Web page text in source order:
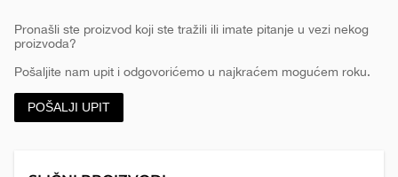
Pronašli ste proizvod koji ste tražili ili imate pitanje u vezi nekog
proizvoda?
Pošaljite nam upit i odgovorićemo u najkraćem mogućem roku.
POŠALJI UPIT